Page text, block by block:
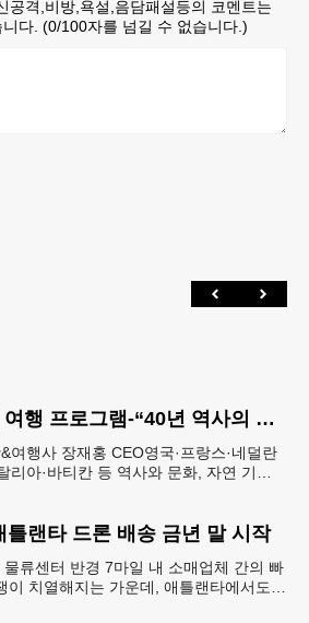
공격,비방,욕설,음담패설등의 코멘트는
니다. (0/100자를 넘길 수 없습니다.)
■ 화제의 여행 프로그램-“40년 역사의 신뢰… 서유럽 8개국 13일 대장정”
여행사 장재홍 CEO영국·프랑스·네덜란
리아·바티칸 등 역사와 문화, 자연 기
틀랜타 드론 배송 금년 말 시작
물류센터 반경 7마일 내 소매업체 간의 빠
이 치열해지는 가운데, 애틀랜타에서도